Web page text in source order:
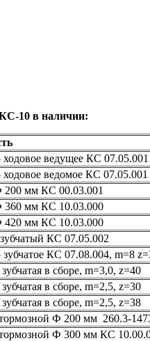
10 в наличии:
ходовое ведущее КС
ходовое ведомое КС 07.05.001
200 мм КС 00.03.001
360 мм КС 10.03.000
420 мм КС 10.03.000
КС 07.05.002
зубчатое КС 07.08.004, m=8
в сборе, m=3,0, z=40
в сборе, m=2,5, z=30
в сборе, m=2,5, z=38
Ф 200 мм 260.3-
Ф 300 мм КС